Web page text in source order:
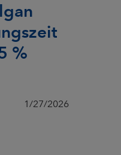
%
1/27/2026